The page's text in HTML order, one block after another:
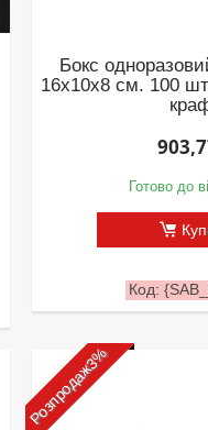
Бокс
16х10х8 см. 100
Готово до
Розпродаж3%